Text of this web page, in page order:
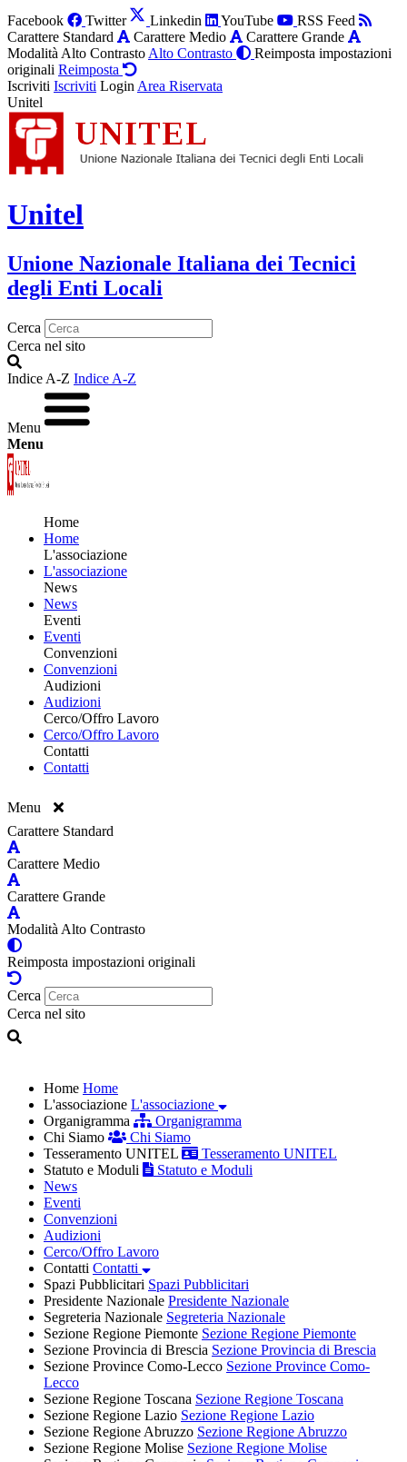
Facebook Twitter Linkedin YouTube
RSS Feed
Carattere Standard
Carattere Medio
Carattere Grande
Modalità Alto Contrasto Alto Contrasto
Reimposta impostazioni
originali Reimposta
Iscriviti Iscriviti Login Area Riservata
Unitel
Unitel
Unione Nazionale Italiana dei Tecnici
degli Enti Locali
Cerca
Cerca nel sito
Indice A-Z Indice A-Z
Menu
Menu
Home
Home
L'associazione
L'associazione
News
News
Eventi
Eventi
Convenzioni
Convenzioni
Audizioni
Audizioni
Cerco/Offro Lavoro
Cerco/Offro Lavoro
Contatti
Contatti
Menu
Carattere Standard
Carattere Medio
Carattere Grande
Modalità Alto Contrasto
Reimposta impostazioni originali
Cerca
Cerca nel sito
Home Home
L'associazione L'associazione
Organigramma
Organigramma
Chi Siamo
Chi Siamo
Tesseramento UNITEL
Tesseramento UNITEL
Statuto e Moduli
Statuto e Moduli
News
Eventi
Convenzioni
Audizioni
Cerco/Offro Lavoro
Contatti Contatti
Spazi Pubblicitari Spazi Pubblicitari
Presidente Nazionale Presidente Nazionale
Segreteria Nazionale Segreteria Nazionale
Sezione Regione Piemonte Sezione Regione Piemonte
Sezione Provincia di Brescia Sezione Provincia di Brescia
Sezione Province Como-Lecco Sezione Province Como-
Lecco
Sezione Regione Toscana Sezione Regione Toscana
Sezione Regione Lazio Sezione Regione Lazio
Sezione Regione Abruzzo Sezione Regione Abruzzo
Sezione Regione Molise Sezione Regione Molise